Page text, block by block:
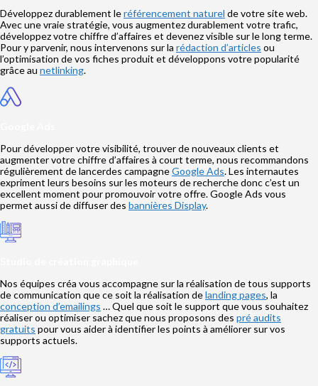
Développez durablement leréférencement naturel de votre site web.
Avec une vraie stratégie, vous augmentez durablement votre trafic,
développez votre chiffre d’affaires et devenez visible sur le long terme.
Pour y parvenir, nous intervenons sur la rédaction d’articles ou
l’optimisation de vos fiches produit et développons votre popularité
grâce au netlinking.
Pour développer votre visibilité, trouver de nouveaux clients et
augmenter votre chiffre d’affaires à court terme, nous recommandons
régulièrement de lancerdes campagneGoogle Ads. Les internautes
expriment leurs besoins sur les moteurs de recherche donc c’est un
excellent moment pour promouvoir votre offre. Google Ads vous
permet aussi de diffuser des bannières Display.
Nos équipes créa vous accompagne sur la réalisation de tous supports
de communication que ce soit la réalisation delanding pages, la
conception d’emailings … Quel que soit le support que vous souhaitez
réaliser ou optimiser sachez que nous proposons des pré audits
gratuits pour vous aider à identifier les points à améliorer sur vos
supports actuels.